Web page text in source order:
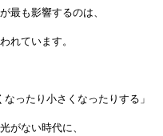
最も影響するのは、
れています。
ったり小さくなったりする」
がない時代に、